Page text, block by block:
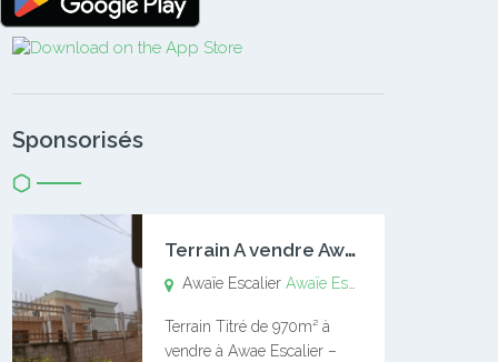
Sponsorisés
T
errain A vendre Awaïe Escalier
Awaïe EscalierAwaïe Escalier
Terrain Titré de 970m² à
vendre à Awae Escalier –